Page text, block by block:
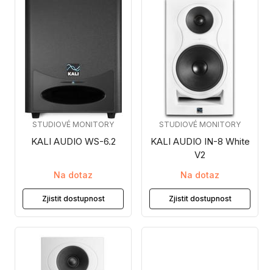
KALI AUDIO WS-6.2
STUDIOVÉ MONITORY
Na dotaz
Zjistit dostupnost
KALI AUDIO IN-8 White
V2
STUDIOVÉ MONITORY
Na dotaz
Zjistit dostupnost